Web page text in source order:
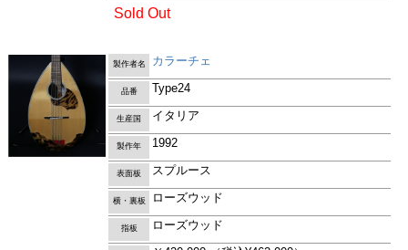
Sold Out
製作者名 カラーチェ
品番 Type24
生産国 イタリア
製作年 1992
表面板 スプルース
横・裏板 ローズウッド
指板
ローズウッド